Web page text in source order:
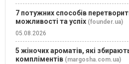
7 потужних способів
можливості та успіх (founder.ua)
05.08.2026
5 жіночих ароматів, які
компліментів (margosha.com.ua)